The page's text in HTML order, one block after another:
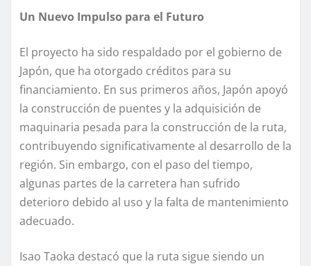
Un Nuevo Impulso para el Futuro
El proyecto ha sido respaldado por el gobierno de
Japón, que ha otorgado créditos para su
financiamiento. En sus primeros años, Japón apoyó
la construcción de puentes y la adquisición de
maquinaria pesada para la construcción de la ruta,
contribuyendo significativamente al desarrollo de la
región. Sin embargo, con el paso del tiempo,
algunas partes de la carretera han sufrido
deterioro debido al uso y la falta de mantenimiento
adecuado.
Isao Taoka destacó que la ruta sigue siendo un